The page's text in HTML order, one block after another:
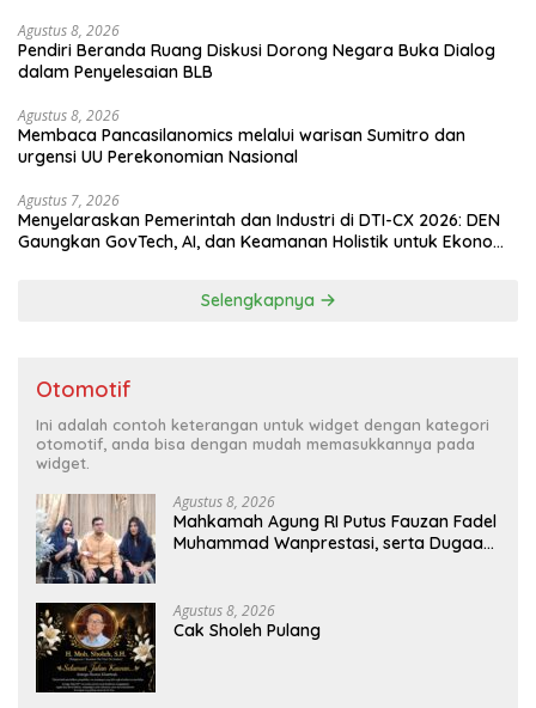
Agustus 8, 2026
Pendiri Beranda Ruang Diskusi Dorong Negara Buka Dialog
dalam Penyelesaian BLB
Agustus 8, 2026
Membaca Pancasilanomics melalui warisan Sumitro dan
urgensi UU Perekonomian Nasional
Agustus 7, 2026
Menyelaraskan Pemerintah dan Industri di DTI-CX 2026: DEN
Gaungkan GovTech, AI, dan Keamanan Holistik untuk Ekonomi
Selengkapnya
Otomotif
Ini adalah contoh keterangan untuk widget dengan kategori
otomotif, anda bisa dengan mudah memasukkannya pada
widget.
Agustus 8, 2026
Mahkamah Agung RI Putus Fauzan Fadel
Muhammad Wanprestasi, serta Dugaan
Agustus 8, 2026
Cak Sholeh Pulang